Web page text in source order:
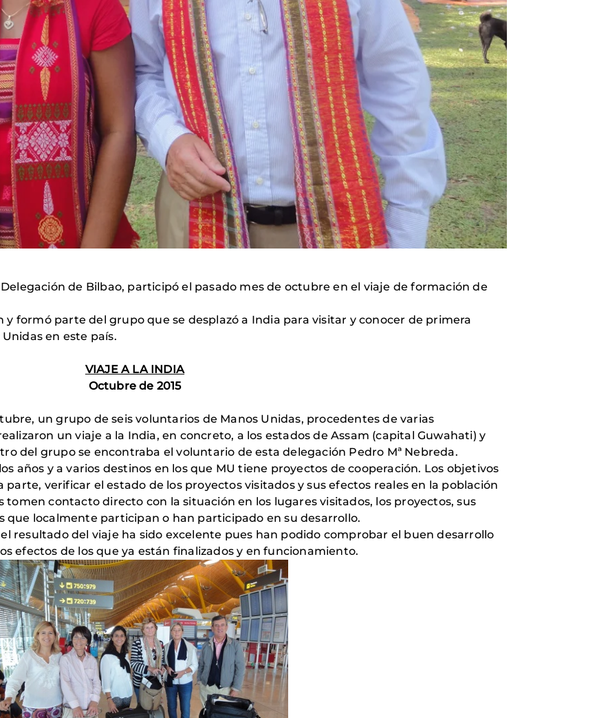
de Bilbao, participó el pasado mes de octubre en el viaje de formación de
y formó parte del grupo que se desplazó a India para visitar y conocer de primera
en este país.
VIAJE A LA INDIA
Octubre de 2015
un grupo de seis voluntarios de Manos Unidas, procedentes de varias
un viaje a la India, en concreto, a los estados de Assam (capital Guwahati) y
del grupo se encontraba el voluntario de esta delegación Pedro Mª Nebreda.
años y a varios destinos en los que MU tiene proyectos de cooperación. Los objetivos
verificar el estado de los proyectos visitados y sus efectos reales en la población
contacto directo con la situación en los lugares visitados, los proyectos, sus
que localmente participan o han participado en su desarrollo.
resultado del viaje ha sido excelente pues han podido comprobar el buen desarrollo
efectos de los que ya están finalizados y en funcionamiento.